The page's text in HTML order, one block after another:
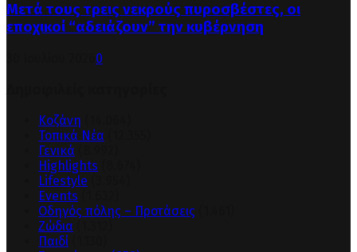
Μετά τους τρεις νεκρούς πυροσβέστες, οι
εποχικοί “αδειάζουν” την κυβέρνηση
0
Κοζάνη
Τοπικά Νέα
Γενικά
Highlights
Lifestyle
Events
Οδηγός πόλης – Προτάσεις
Ζώδια
Παιδί